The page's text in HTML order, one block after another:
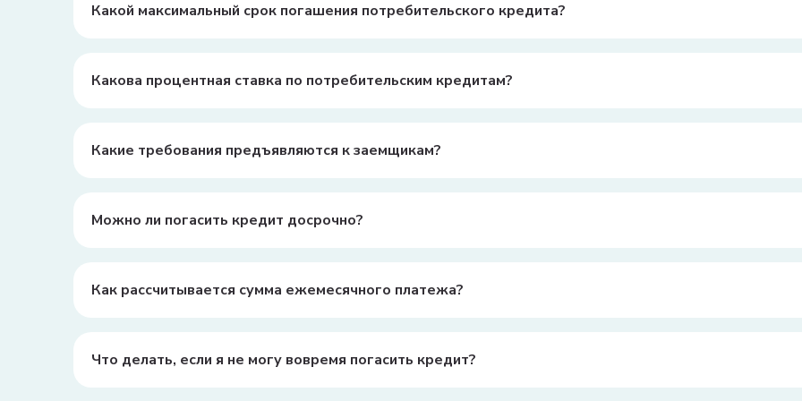
Какой максимальный срок погашения потребительского кредита?
Какова процентная ставка по потребительским кредитам?
Какие требования предъявляются к заемщикам?
Можно ли погасить кредит досрочно?
Как рассчитывается сумма ежемесячного платежа?
Что делать, если я не могу вовремя погасить кредит?